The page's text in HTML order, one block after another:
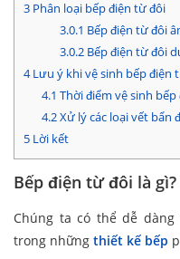
3 Phân loại bếp điện từ đôi
3.0.1 Bếp điện từ đôi
3.0.2Bếp điện từ đôi
4Lưu ý khi vệ sinh bếp điện
4.1 Thời điểm vệ sinh
4.2Xử lý các loại vết bẩn
5 Lời kết
Bếp điện từ đôi là gì?
Chúng ta có thể dễ
trong những thiết kế bếp